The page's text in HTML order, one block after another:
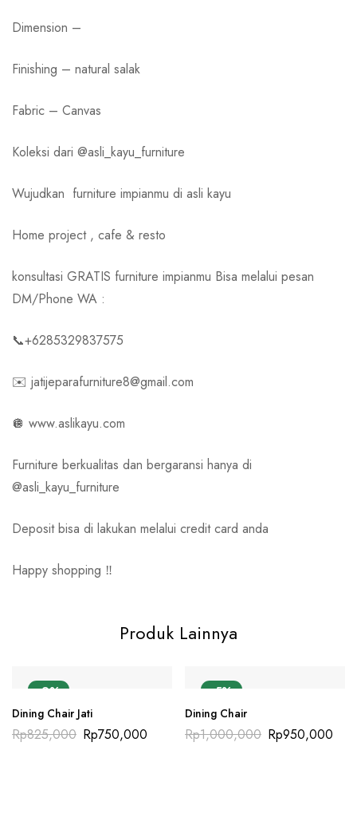
Dimension –
Finishing – natural salak
Fabric – Canvas
Koleksi dari @asli_kayu_furniture
Wujudkan furniture impianmu di asli kayu
Home project , cafe & resto
konsultasi GRATIS furniture impianmu Bisa melalui pesan
DM/Phone WA :
📞+6285329837575
✉️ jatijeparafurniture8@gmail.com
🪩 www.aslikayu.com
Furniture berkualitas dan bergaransi hanya di
@asli_kayu_furniture
Deposit bisa di lakukan melalui credit card anda
Happy shopping ‼️
Produk Lainnya
-9%
Dining Chair Jati
Rp825,000 Rp750,000
-5%
Dining Chair
Rp1,000,000 Rp950,000